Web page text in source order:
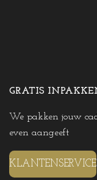
GRATIS
We pakken jouw
even aangeeft
KLANTENSERVICE